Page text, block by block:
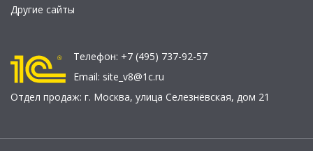
Другие сайты
Телефон: +7 (495) 737-92-57
Email: site_v8@1c.ru
Отдел продаж: г. Москва, улица Селезнёвская, дом 21